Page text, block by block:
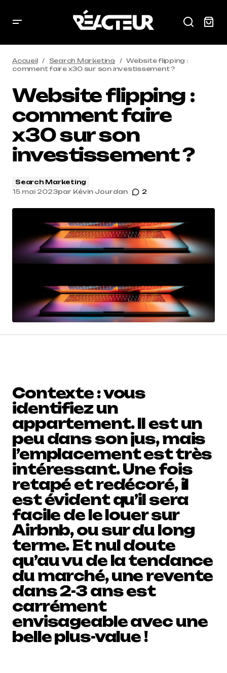
Accueil Search Marketing
Website flipping :
comment faire x30 sur son investissement ?
Website flipping :
comment faire
x30 sur son
investissement ?
Search Marketing
15 mai 2023par Kévin Jourdan 2
Contexte : vous
identifiez un
appartement. Il est un
peu dans son jus, mais
l’emplacement est très
intéressant. Une fois
retapé et redécoré, il
est évident qu’il sera
facile de le louer sur
Airbnb, ou sur du long
terme. Et nul doute
qu’au vu de la tendance
du marché, une revente
dans 2-3 ans est
carrément
envisageable avec une
belle plus-value !